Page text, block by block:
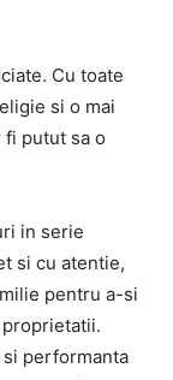
Cu toate
si o mai
fi putut sa o
in serie
si cu atentie,
pentru a-si
performanta